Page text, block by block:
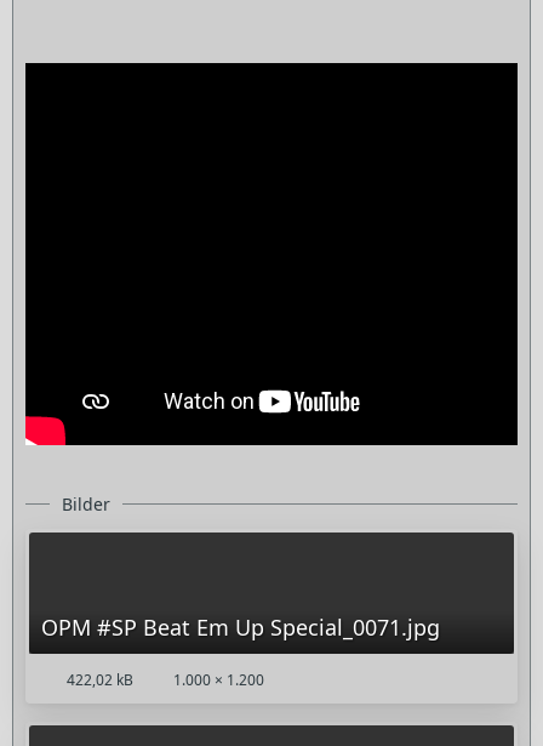
Bilder
OPM #SP Beat Em Up Special_0071.jpg
422,02 kB 1.000 × 1.200